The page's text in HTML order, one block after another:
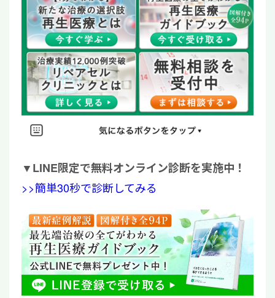
▼LINE限定で無料オンライン診断を実施中！
>>簡単30秒で診断してみる